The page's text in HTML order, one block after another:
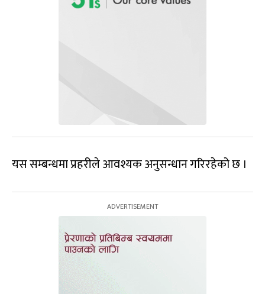
यस सम्बन्धमा प्रहरीले आवश्यक अनुसन्धान गरिरहेको छ ।